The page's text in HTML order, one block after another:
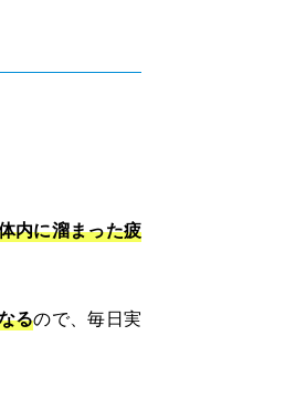
内に溜まった疲
るので、毎日実